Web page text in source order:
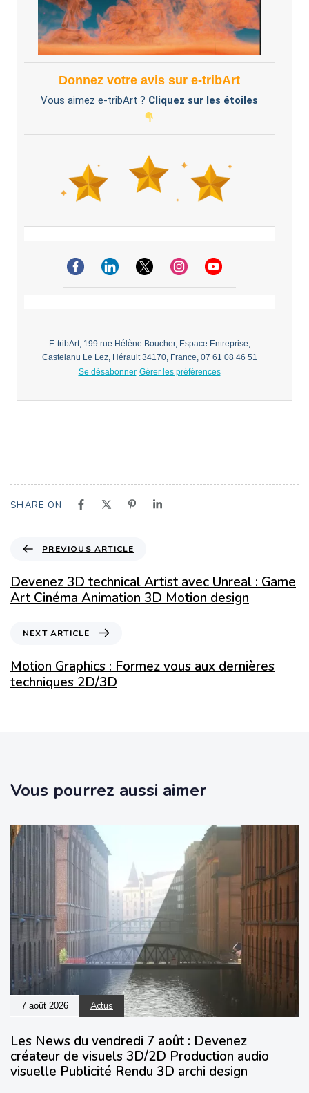
Donnez votre avis sur e-tribArt
Vous aimez e-tribArt ? Cliquez sur les étoiles
E-tribArt, 199 rue Hélène Boucher, Espace Entreprise,
Castelanu Le Lez, Hérault 34170, France, 07 61 08 46 51
Se désabonner Gérer les préférences
SHARE ON
PREVIOUS ARTICLE
Devenez 3D technical Artist avec Unreal : Game
Art Cinéma Animation 3D Motion design
NEXT ARTICLE
Motion Graphics : Formez vous aux dernières
techniques 2D/3D
Vous pourrez aussi aimer
7 août 2026 Actus
Les News du vendredi 7 août : Devenez
créateur de visuels 3D/2D Production audio
visuelle Publicité Rendu 3D archi design